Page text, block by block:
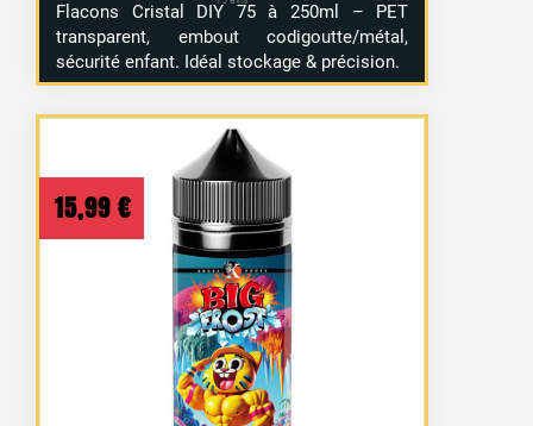
Flacons Cristal DIY 75 à 250ml – PET
transparent, embout codigoutte/métal,
sécurité enfant. Idéal stockage & précision.
15,99 €